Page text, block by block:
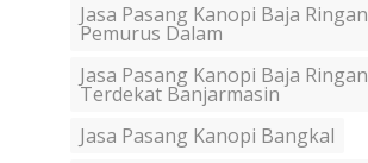
Jasa Pasang Kanopi Baja Ringan
Pemurus Dalam
Jasa Pasang Kanopi Baja Ringan
Terdekat Banjarmasin
Jasa Pasang Kanopi Bangkal